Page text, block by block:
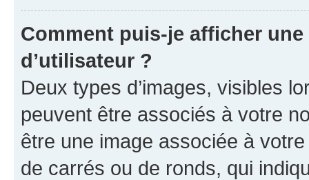
Comment puis-je afficher
d’utilisateur ?
Deux types d’images, visibles
peuvent être associés à votre
être une image associée à
de carrés ou de ronds, qui